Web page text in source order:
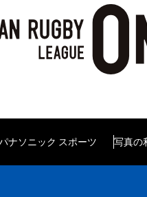
ナソニック スポーツ 写真の